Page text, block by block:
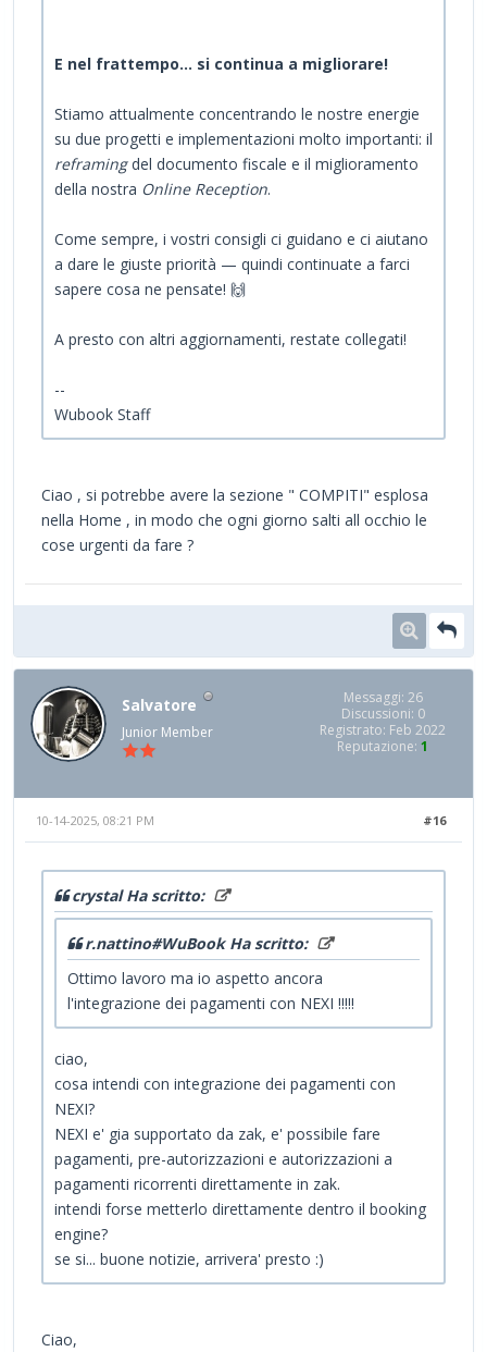
E nel frattempo… si continua a migliorare!
Stiamo attualmente concentrando le nostre energie
su due progetti e implementazioni molto importanti: il
reframingdel documento fiscale e il miglioramento
della nostra Online Reception.
Come sempre, i vostri consigli ci guidano e ci aiutano
a dare le giuste priorità — quindi continuate a farci
sapere cosa ne pensate! 🙌
A presto con altri aggiornamenti, restate collegati!
--
Wubook Staff
Ciao , si potrebbe avere la sezione " COMPITI" esplosa
nella Home , in modo che ogni giorno salti all occhio le
cose urgenti da fare ?
Salvatore
Junior Member
Messaggi: 26
Discussioni: 0
Registrato: Feb 2022
Reputazione: 1
#16
10-14-2025, 08:21 PM
crystal Ha scritto:
r.nattino#WuBook Ha scritto:
Ottimo lavoro ma io aspetto ancora
l'integrazione dei pagamenti con NEXI !!!!!
ciao,
cosa intendi con integrazione dei pagamenti con
NEXI?
NEXI e' gia supportato da zak, e' possibile fare
pagamenti, pre-autorizzazioni e autorizzazioni a
pagamenti ricorrenti direttamente in zak.
intendi forse metterlo direttamente dentro il booking
engine?
se si... buone notizie, arrivera' presto :)
Ciao,